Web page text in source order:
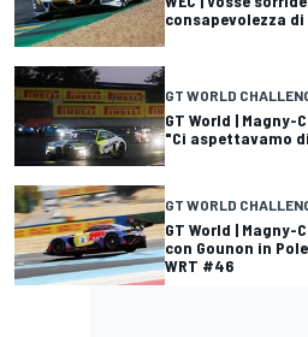
consapevolezza
GT WORLD
GT World | Magny-
"Ci aspettavamo
GT WORLD
GT World |
con Gounon in
WRT #46